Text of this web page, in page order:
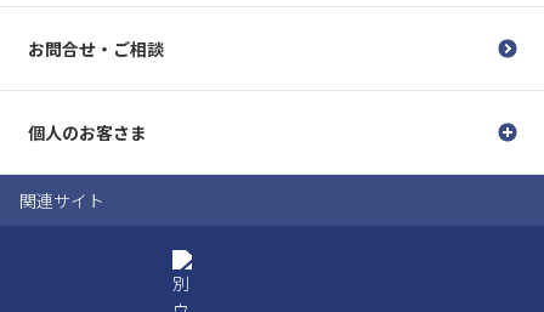
お問合せ・ご相談
個人のお客さま
関連サイト